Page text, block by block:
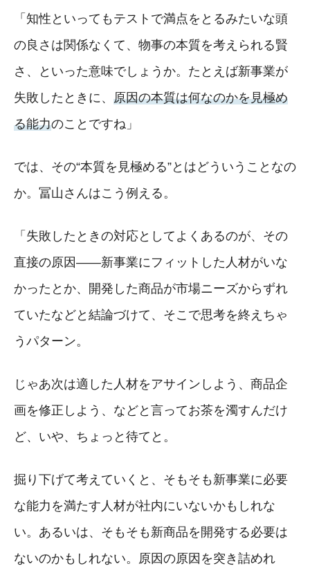
「知性といってもテストで満点をとるみたいな頭
の良さは関係なくて、物事の本質を考えられる賢
さ、といった意味でしょうか。たとえば新事業が
失敗したときに、 原因の本質は何なのかを見極め
る能力のことですね」
では、その“本質を見極める”とはどういうことなの
か。冨山さんはこう例える。
「失敗したときの対応としてよくあるのが、その
直接の原因――新事業にフィットした人材がいな
かったとか、開発した商品が市場ニーズからずれ
ていたなどと結論づけて、そこで思考を終えちゃ
うパターン。
じゃあ次は適した人材をアサインしよう、商品企
画を修正しよう、などと言ってお茶を濁すんだけ
ど、いや、ちょっと待てと。
掘り下げて考えていくと、そもそも新事業に必要
な能力を満たす人材が社内にいないかもしれな
い。あるいは、そもそも新商品を開発する必要は
ないのかもしれない。原因の原因を突き詰めれ